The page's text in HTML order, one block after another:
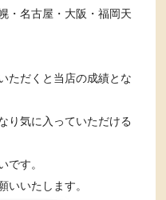
・名古屋・大阪・福岡天
ただくと当店の成績とな
り気に入っていただける
す。
いいたします。